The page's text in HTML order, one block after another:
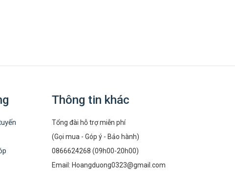
Thông tin khác
Tổng đài hỗ trợ miễn phí
(Gọi mua - Góp ý - Bảo hành)
0866624268 (09h00-20h00)
Email: Hoangduong0323@gmail.com